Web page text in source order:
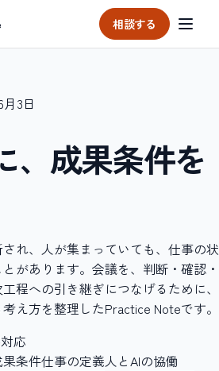
相談する
3日
、成果条件を
れ、人が集まっていても、仕事の状
があります。会議を、判断・確認・
程への引き継ぎにつなげるために、
え方を整理したPractice Noteです。
応
条件仕事の定義人とAIの協働